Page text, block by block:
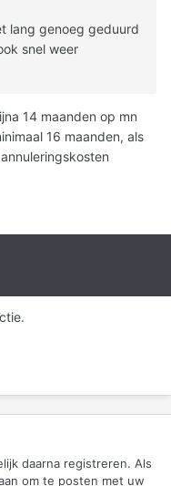
lang genoeg geduurd
snel weer
14 maanden op mn
16 maanden, als
daarna registreren. Als
om te posten met uw